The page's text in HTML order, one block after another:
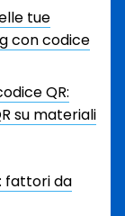
tue
con codice
QR:
su materiali
fattori da